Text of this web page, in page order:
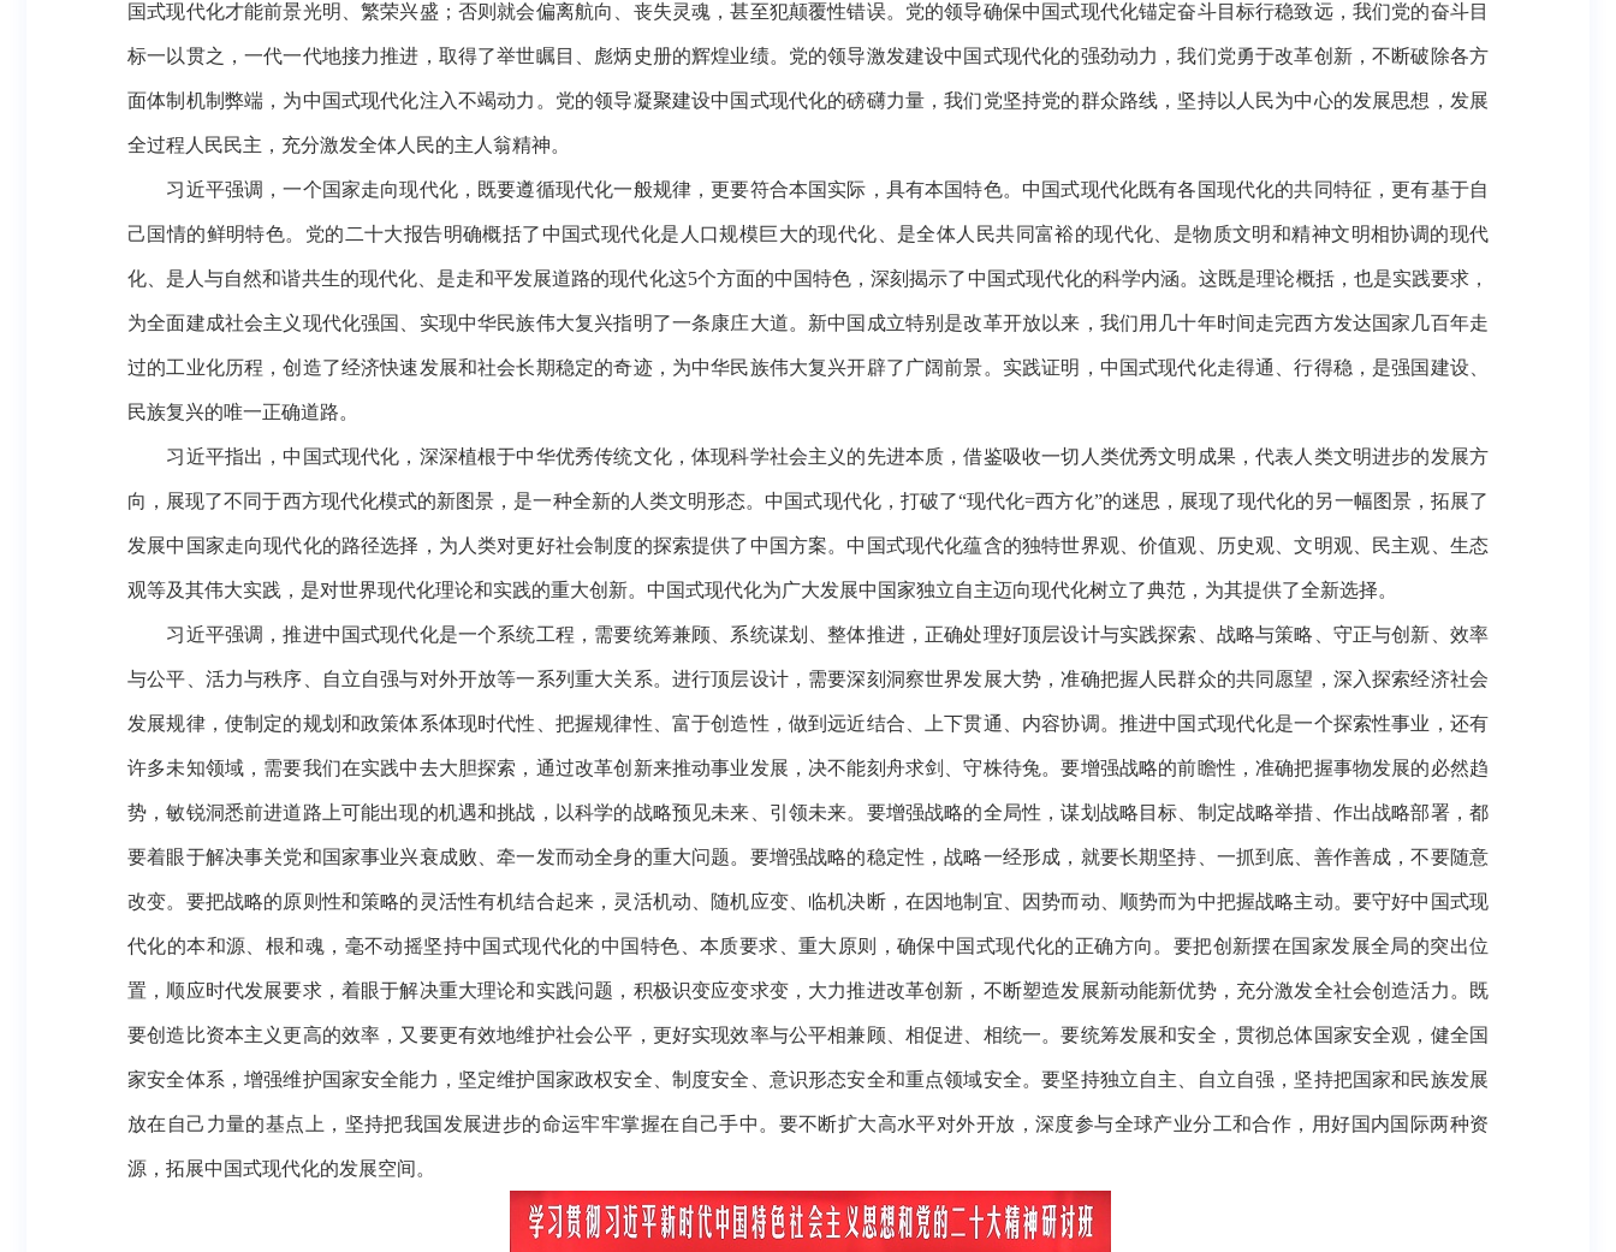
国式现代化才能前景光明、繁荣兴盛；否则就会偏离航向、丧失灵魂，甚至犯颠覆性错误。党的领导确保中国式现代化锚定奋斗目标行稳致远，我们党的奋斗目
标一以贯之，一代一代地接力推进，取得了举世瞩目、彪炳史册的辉煌业绩。党的领导激发建设中国式现代化的强劲动力，我们党勇于改革创新，不断破除各方
面体制机制弊端，为中国式现代化注入不竭动力。党的领导凝聚建设中国式现代化的磅礴力量，我们党坚持党的群众路线，坚持以人民为中心的发展思想，发展
全过程人民民主，充分激发全体人民的主人翁精神。
习近平强调，一个国家走向现代化，既要遵循现代化一般规律，更要符合本国实际，具有本国特色。中国式现代化既有各国现代化的共同特征，更有基于自
己国情的鲜明特色。党的二十大报告明确概括了中国式现代化是人口规模巨大的现代化、是全体人民共同富裕的现代化、是物质文明和精神文明相协调的现代
化、是人与自然和谐共生的现代化、是走和平发展道路的现代化这5个方面的中国特色，深刻揭示了中国式现代化的科学内涵。这既是理论概括，也是实践要求，
为全面建成社会主义现代化强国、实现中华民族伟大复兴指明了一条康庄大道。新中国成立特别是改革开放以来，我们用几十年时间走完西方发达国家几百年走
过的工业化历程，创造了经济快速发展和社会长期稳定的奇迹，为中华民族伟大复兴开辟了广阔前景。实践证明，中国式现代化走得通、行得稳，是强国建设、
民族复兴的唯一正确道路。
习近平指出，中国式现代化，深深植根于中华优秀传统文化，体现科学社会主义的先进本质，借鉴吸收一切人类优秀文明成果，代表人类文明进步的发展方
向，展现了不同于西方现代化模式的新图景，是一种全新的人类文明形态。中国式现代化，打破了“现代化=西方化”的迷思，展现了现代化的另一幅图景，拓展了
发展中国家走向现代化的路径选择，为人类对更好社会制度的探索提供了中国方案。中国式现代化蕴含的独特世界观、价值观、历史观、文明观、民主观、生态
观等及其伟大实践，是对世界现代化理论和实践的重大创新。中国式现代化为广大发展中国家独立自主迈向现代化树立了典范，为其提供了全新选择。
习近平强调，推进中国式现代化是一个系统工程，需要统筹兼顾、系统谋划、整体推进，正确处理好顶层设计与实践探索、战略与策略、守正与创新、效率
与公平、活力与秩序、自立自强与对外开放等一系列重大关系。进行顶层设计，需要深刻洞察世界发展大势，准确把握人民群众的共同愿望，深入探索经济社会
发展规律，使制定的规划和政策体系体现时代性、把握规律性、富于创造性，做到远近结合、上下贯通、内容协调。推进中国式现代化是一个探索性事业，还有
许多未知领域，需要我们在实践中去大胆探索，通过改革创新来推动事业发展，决不能刻舟求剑、守株待兔。要增强战略的前瞻性，准确把握事物发展的必然趋
势，敏锐洞悉前进道路上可能出现的机遇和挑战，以科学的战略预见未来、引领未来。要增强战略的全局性，谋划战略目标、制定战略举措、作出战略部署，都
要着眼于解决事关党和国家事业兴衰成败、牵一发而动全身的重大问题。要增强战略的稳定性，战略一经形成，就要长期坚持、一抓到底、善作善成，不要随意
改变。要把战略的原则性和策略的灵活性有机结合起来，灵活机动、随机应变、临机决断，在因地制宜、因势而动、顺势而为中把握战略主动。要守好中国式现
代化的本和源、根和魂，毫不动摇坚持中国式现代化的中国特色、本质要求、重大原则，确保中国式现代化的正确方向。要把创新摆在国家发展全局的突出位
置，顺应时代发展要求，着眼于解决重大理论和实践问题，积极识变应变求变，大力推进改革创新，不断塑造发展新动能新优势，充分激发全社会创造活力。既
要创造比资本主义更高的效率，又要更有效地维护社会公平，更好实现效率与公平相兼顾、相促进、相统一。要统筹发展和安全，贯彻总体国家安全观，健全国
家安全体系，增强维护国家安全能力，坚定维护国家政权安全、制度安全、意识形态安全和重点领域安全。要坚持独立自主、自立自强，坚持把国家和民族发展
放在自己力量的基点上，坚持把我国发展进步的命运牢牢掌握在自己手中。要不断扩大高水平对外开放，深度参与全球产业分工和合作，用好国内国际两种资
源，拓展中国式现代化的发展空间。